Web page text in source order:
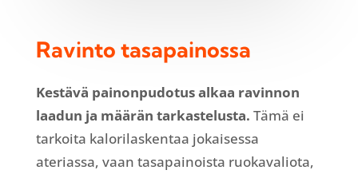
Ravinto tasapainossa
Kestävä painonpudotus alkaa ravinnon
laadun ja määrän tarkastelusta. Tämä ei
tarkoita kalorilaskentaa jokaisessa
ateriassa, vaan tasapainoista ruokavaliota,